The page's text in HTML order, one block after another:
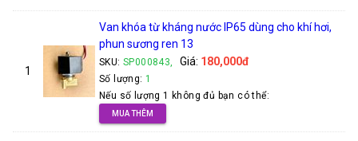
1
Van khóa từ kháng nước IP65 dùng cho khí hơi,
phun sương ren 13
SKU: SP000843, Giá: 180,000đ
Số lượng: 1
Nếu số lượng 1 không đủ bạn có thể:
MUA THÊM